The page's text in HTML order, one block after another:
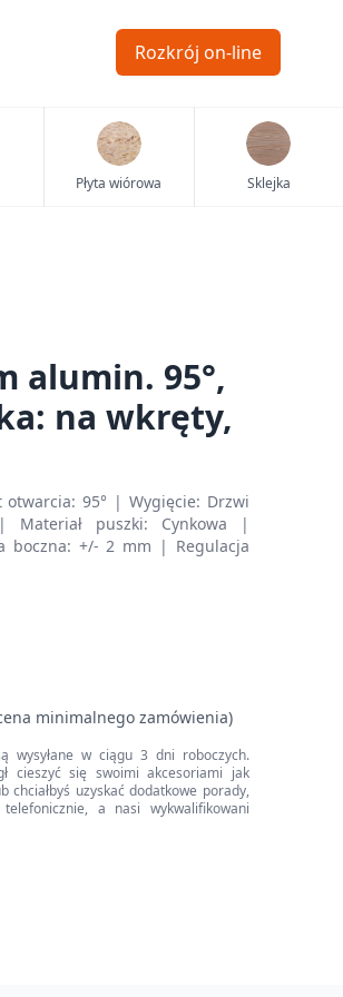
Rozkrój on-line
Płyta wiórowa Sklejka
alumin. 95°,
na wkręty,
95° | Wygięcie: Drzwi
puszki: Cynkowa |
boczna: +/- 2 mm | Regulacja
minimalnego zamówienia)
wysyłane w ciągu 3 dni roboczych.
cieszyć się swoimi akcesoriami jak
chciałbyś uzyskać dodatkowe porady,
a nasi wykwalifikowani